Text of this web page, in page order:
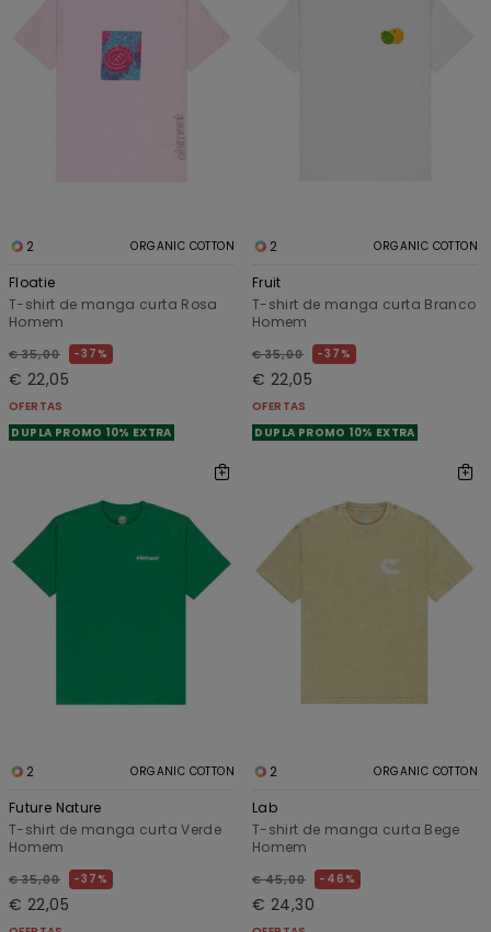
2 ORGANIC COTTON
Floatie
T-shirt de manga curta Rosa
Homem
€ 35,00 37%
€ 22,05
OFERTAS
DUPLA PROMO 10% EXTRA
2 ORGANIC COTTON
Fruit
T-shirt de manga curta Branco
Homem
€ 35,00 37%
€ 22,05
OFERTAS
DUPLA PROMO 10% EXTRA
2 ORGANIC COTTON
Future Nature
T-shirt de manga curta Verde
Homem
€ 35,00 37%
€ 22,05
2 ORGANIC COTTON
Lab
T-shirt de manga curta Bege
Homem
€ 45,00 46%
€ 24,30